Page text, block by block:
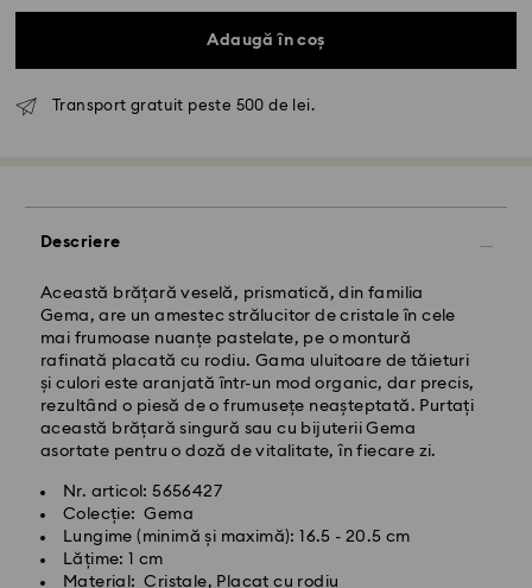
Adaugă în coș
Transport gratuit peste 500 de lei.
Descriere
Această brățară veselă, prismatică, din familia
Gema, are un amestec strălucitor de cristale în cele
mai frumoase nuanțe pastelate, pe o montură
rafinată placată cu rodiu. Gama uluitoare de tăieturi
și culori este aranjată într-un mod organic, dar precis,
rezultând o piesă de o frumusețe neașteptată. Purtați
această brățară singură sau cu bijuterii Gema
asortate pentru o doză de vitalitate, în fiecare zi.
Nr. articol: 5656427
Colecție: Gema
Lungime (minimă și maximă): 16.5 - 20.5 cm
Lățime: 1 cm
Material: Cristale, Placat cu rodiu
lucrătoare.
procesare și expediere
Costul de expediere standard: RON 30
Livrare standard gratuită peste: RON 500
Livrare expres - FedEx
Comenzile plasate de luni până vineri până la ora
14:30 CET vor fi procesate și expediate în aceeași zi
lucrătoare.
Timp de livrare expres: 1-2 zi lucrătoare după
procesare și expediere
Costul de expediere expres: RON 110